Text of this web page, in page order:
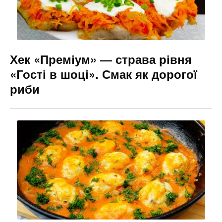
Хек «Преміум» — страва рівня
«Гості в шоці». Смак як дорогої
риби